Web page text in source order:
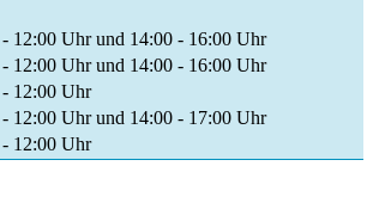
12:00 Uhr und 14:00 - 16:00 Uhr
12:00 Uhr und 14:00 - 16:00 Uhr
12:00 Uhr
12:00 Uhr und 14:00 - 17:00 Uhr
12:00 Uhr